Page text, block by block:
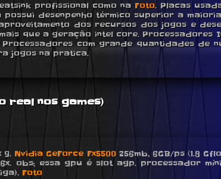
profissional como na Foto. Placas
desenpenho térmico superior a
dos recursos dos jogos e
que a geração intel core.
com grande quantidades de
jogos na pratica.
real nos games)
9. Nvidia GeForce Fx5500256mb, 6GB/ps (1.8
obs; essa gpu é slot agp. processador
Foto